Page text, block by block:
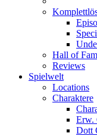
Hall of
Reviews
Spielwelt
Locations
Charaktere
Erw.
Dott